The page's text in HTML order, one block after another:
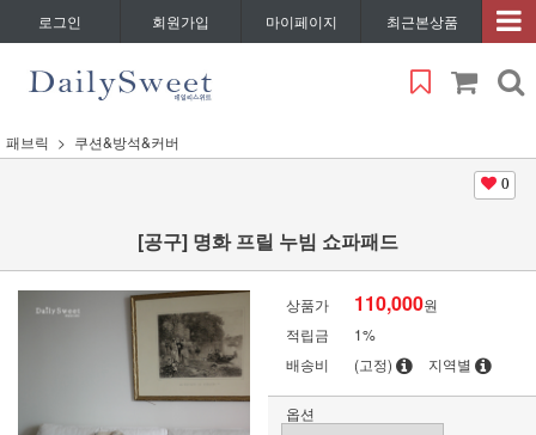
로그인 회원가입 마이페이지 최근본상품
패브릭 쿠션&방석&커버
0
[공구] 명화 프릴 누빔 쇼파패드
상품가 110,000원
적립금
1%
배송비
(고정) 지역별
옵션